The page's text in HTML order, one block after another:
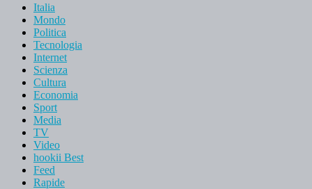
Italia
Mondo
Politica
Tecnologia
Internet
Scienza
Cultura
Economia
Sport
Media
TV
Video
hookii Best
Feed
Rapide